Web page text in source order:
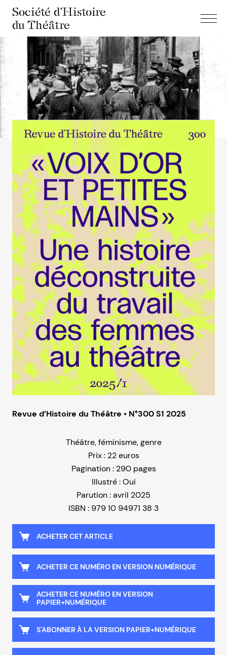
Société d'Histoire
du Théâtre
Revue d’Histoire du Théâtre • N°300 S1 2025
Théâtre, féminisme, genre
Prix : 22 euros
Pagination : 290 pages
Illustré : Oui
Parution : avril 2025
ISBN : 979 10 94971 38 3
ACHETER CET ARTICLE
ACHETER CE NUMÉRO EN VERSION NUMÉRIQUE
ACHETER CE NUMÉRO EN VERSION
PAPIER+NUMÉRIQUE
S'ABONNER À LA VERSION PAPIER+NUMÉRIQUE